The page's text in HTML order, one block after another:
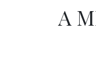
A